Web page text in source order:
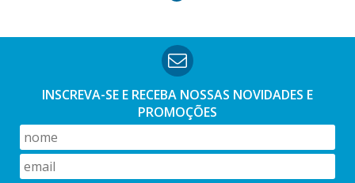
INSCREVA-SE E RECEBA NOSSAS NOVIDADES E
PROMOÇÕES